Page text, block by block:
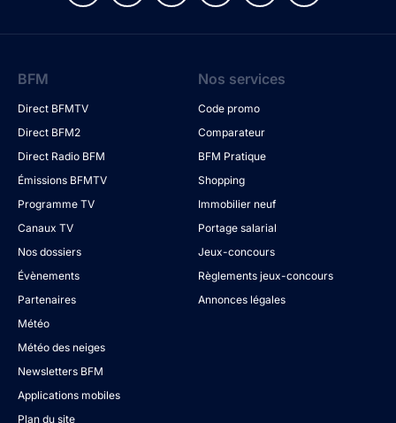
BFM
Direct BFMTV
Direct BFM2
Direct Radio BFM
Émissions BFMTV
Programme TV
Canaux TV
Nos dossiers
Évènements
Partenaires
Météo
Météo des neiges
Newsletters BFM
Applications mobiles
Plan du site
Nos services
Code promo
Comparateur
BFM Pratique
Shopping
Immobilier neuf
Portage salarial
Jeux-concours
Règlements jeux-concours
Annonces légales